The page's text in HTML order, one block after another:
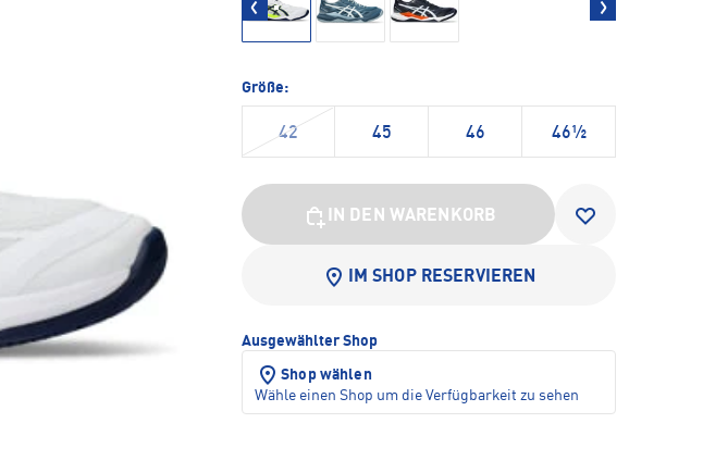
Größe:
42 45 46 46½
IN DEN WARENKORB
IM SHOP RESERVIEREN
Ausgewählter Shop
Shop wählen
Wähle einen Shop um die Verfügbarkeit zu sehen